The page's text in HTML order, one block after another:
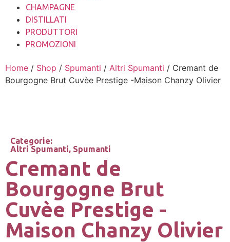
CHAMPAGNE
DISTILLATI
PRODUTTORI
PROMOZIONI
Home / Shop / Spumanti / Altri Spumanti / Cremant de
Bourgogne Brut Cuvèe Prestige -Maison Chanzy Olivier
Categorie:
Altri Spumanti, Spumanti
Cremant de
Bourgogne Brut
Cuvèe Prestige -
Maison Chanzy Olivier